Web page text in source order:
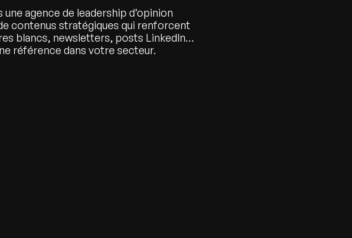
uneagence de leadership d’opinion
contenus stratégiques qui renforcent
blancs, newsletters, posts LinkedIn…
référence dans votre secteur.